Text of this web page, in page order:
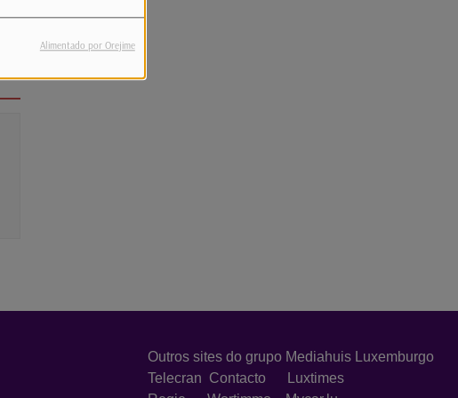
Alimentado por Orejime
Outros sites do grupo Mediahuis Luxemburgo
Telecran Contacto
Luxtimes